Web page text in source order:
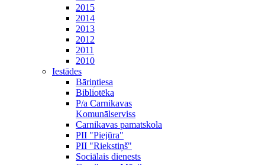
2015
2014
2013
2012
2011
2010
Iestādes
Bāriņtiesa
Bibliotēka
P/a Carnikavas
Komunālserviss
Carnikavas pamatskola
PII "Piejūra"
PII "Riekstiņš"
Sociālais dienests